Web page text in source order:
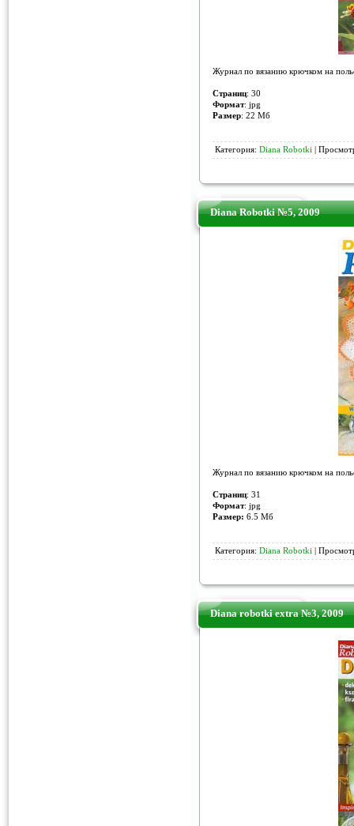
Журнал по вязанию крючком на
Страниц: 30
Формат: jpg
Размер: 22 Мб
Категория: Diana Robotki |
Diana Robotki №5, 2009
Журнал по вязанию крючком на
Страниц: 31
Формат: jpg
Размер: 6.5 Мб
Категория: Diana Robotki |
Diana robotki extra №3, 2009